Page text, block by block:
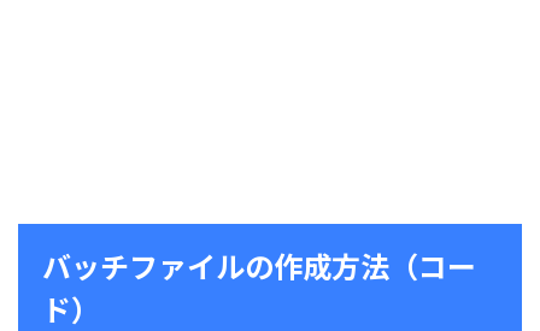
バッチファイルの作成方法（コー
ド）